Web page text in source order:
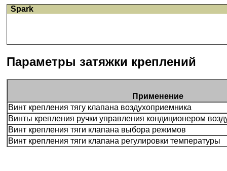
Spark
Параметры затяжки креплений
Применение
Винт крепления тягу клапана воздухоприемника
Винты крепления ручки управления кондиционером
Винт крепления тяги клапана выбора режимов
Винт крепления тяги клапана регулировки температуры